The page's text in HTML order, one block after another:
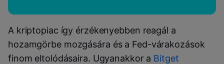
A kriptopiac így érzékenyebben reagál a
hozamgörbe mozgására és a Fed-várakozások
finom eltolódásaira. Ugyanakkor a Bitget